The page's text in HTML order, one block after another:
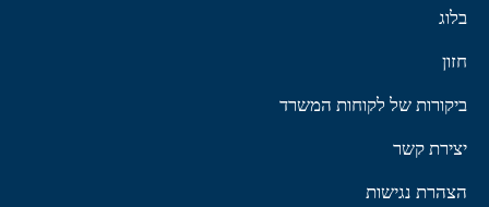
בלוג
חזון
ביקורות של לקוחות המשרד
יצירת קשר
הצהרת נגישות